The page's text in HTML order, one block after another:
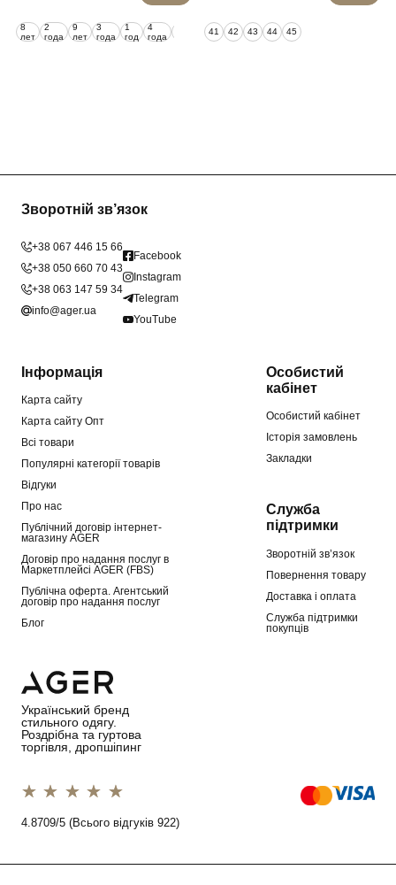
8
лет
2
года
9
лет
3
года
1
год
4
года
лет
7
лет
41 42 43 44 45
Зворотній зв’язок
+38 067 446 15 66
+38 050 660 70 43
+38 063 147 59 34
info@ager.ua
Facebook
Instagram
Telegram
YouTube
Інформація
Карта сайту
Карта сайту Опт
Всі товари
Популярні категорії товарів
Відгуки
Про нас
Публічний договір інтернет-
магазину AGER
Договір про надання послуг в
Маркетплейсі AGER (FBS)
Публічна оферта. Агентський
договір про надання послуг
Блог
Особистий
кабінет
Особистий кабінет
Історія замовлень
Закладки
Служба
підтримки
Зворотній зв’язок
Повернення товару
Доставка і оплата
Служба підтримки
покупців
Український бренд
стильного одягу.
Роздрібна та гуртова
торгівля, дропшіпинг
1 star
2 stars
3 stars
4 stars
5 stars
4.8709/5 (Всього відгуків 922)